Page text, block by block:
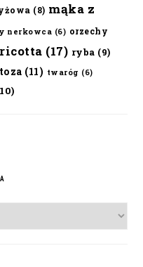
(8) mąka z
nerkowca (6) orzechy
ricotta (17) ryba (9)
(11) twaróg (6)